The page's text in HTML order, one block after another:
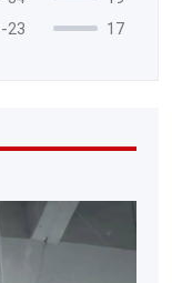
-23 17